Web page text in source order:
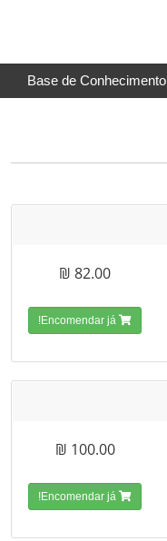
Base de Conhecimento
82.00 ₪
100.00 ₪